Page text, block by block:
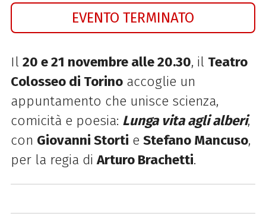
EVENTO TERMINATO
Il 20 e 21 novembre alle 20.30, il Teatro
Colosseo di Torinoaccoglie un
appuntamento che unisce scienza,
comicità e poesia: Lunga vita agli alberi,
con Giovanni Storti e Stefano Mancuso,
per la regia diArturo Brachetti.